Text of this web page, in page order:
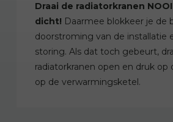
Draai de radiatorkranen
dicht! Daarmee blokkeer je de
doorstroming van de installatie
storing. Als dat toch gebeurt,
radiatorkranen open en druk op
op de verwarmingsketel.